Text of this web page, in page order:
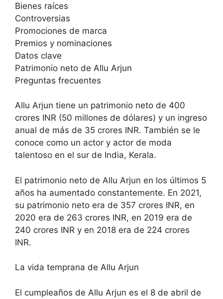
Bienes raíces
Controversias
Promociones de marca
Premios y nominaciones
Datos clave
Patrimonio neto de Allu Arjun
Preguntas frecuentes
Allu Arjun tiene un patrimonio neto de 400
crores INR (50 millones de dólares) y un ingreso
anual de más de 35 crores INR. También se le
conoce como un actor y actor de moda
talentoso en el sur de India, Kerala.
El patrimonio neto de Allu Arjun en los últimos 5
años ha aumentado constantemente. En 2021,
su patrimonio neto era de 357 crores INR, en
2020 era de 263 crores INR, en 2019 era de
240 crores INR y en 2018 era de 224 crores
INR.
La vida temprana de Allu Arjun
El cumpleaños de Allu Arjun es el 8 de abril de